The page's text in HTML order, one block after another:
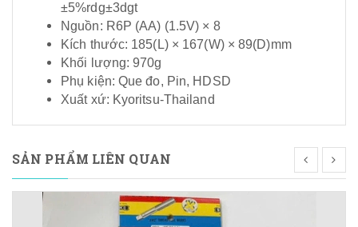
±5%rdg±3dgt
Nguồn: R6P (AA) (1.5V) × 8
Kích thước: 185(L) × 167(W) × 89(D)mm
Khối lượng: 970g
Phụ kiện: Que đo, Pin, HDSD
Xuất xứ: Kyoritsu-Thailand
SẢN PHẨM LIÊN QUAN